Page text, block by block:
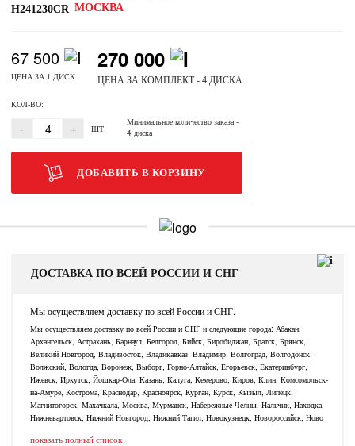
H241230CR МОСКВА
67 500
ЦЕНА ЗА 1 ДИСК
270 000
ЦЕНА ЗА КОМПЛЕКТ - 4 ДИСКА
КОЛ-ВО:
- + ШТ.
Минимальное количество заказа-
4 диска
ДОБАВИТЬ В КОРЗИНУ
ДОСТАВКА ПО ВСЕЙ РОССИИ И СНГ
Мы осуществляем доставку по всей России и СНГ.
Мы осуществляем доставку по всей России и СНГ и следующие города: Абакан,
Архангельск, Астрахань, Барнаул, Белгород, Бийск, Биробиджан, Братск, Брянск,
Великий Новгород, Владивосток, Владикавказ, Владимир, Волгоград, Волгодонск,
Волжский, Вологда, Воронеж, Выборг, Горно-Алтайск, Егорьевск, Екатеринбург,
Ижевск, Иркутск, Йошкар-Ола, Казань, Калуга, Кемерово, Киров, Клин, Комсомольск-
на-Амуре, Кострома, Краснодар, Красноярск, Курган, Курск, Кызыл, Липецк,
Магнитогорск, Махачкала, Москва, Мурманск, Набережные Челны, Нальчик, Находка,
Нижневартовск, Нижний Новгород, Нижний Тагил, Новокузнецк, Новороссийск, Ново
показать полный список